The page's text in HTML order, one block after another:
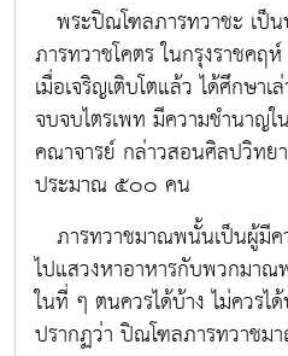
พระปิณโฑลภารทวาชะ เป็
ภารทวาชโคตร ในกรุงราชค
เมื่อเจริญเติบโตแล้ว ได้ศึกษา
จบจบไตรเพท มีความชำนาญใ
คณาจารย์ กล่าวสอนศิลปวิท
ประมาณ ๕๐๐ คน
ภารทวาชมาณพนั้นเป็นผู้มีค
ไปแสวงหาอาหารกับพวกมา
ในที่ ๆ ตนควรได้บ้าง ไม่ควรไ
ปรากฏว่า ปิณโฑลภารทวาชม